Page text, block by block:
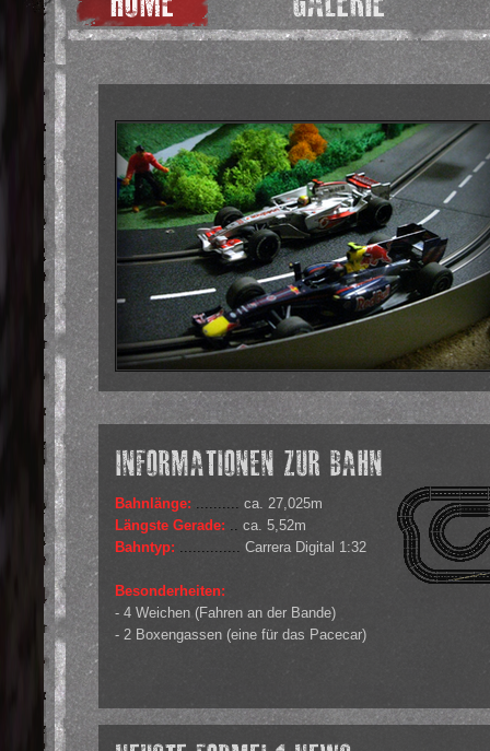
Bahnlänge: .......... ca. 27,025m
Längste Gerade: .. ca. 5,52m
Bahntyp: .............. Carrera Digital 1:32
Besonderheiten:
- 4 Weichen (Fahren an der Bande)
- 2 Boxengassen (eine für das Pacecar)